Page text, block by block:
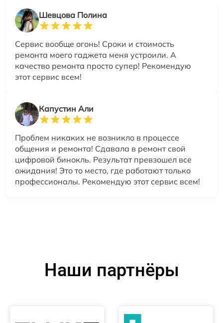
Шевцова Полина
Сервис вообще огонь! Сроки и стоимость
ремонта моего гаджета меня устроили. А
качество ремонта просто супер! Рекомендую
этот сервис всем!
Капустин Али
Проблем никаких не возникло в процессе
общения и ремонта! Сдавала в ремонт свой
цифровой бинокль. Результат превзошел все
ожидания! Это то место, где работают только
профессионалы. Рекомендую этот сервис всем!
Наши партнёры